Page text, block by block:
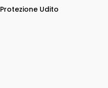
Protezione Udito